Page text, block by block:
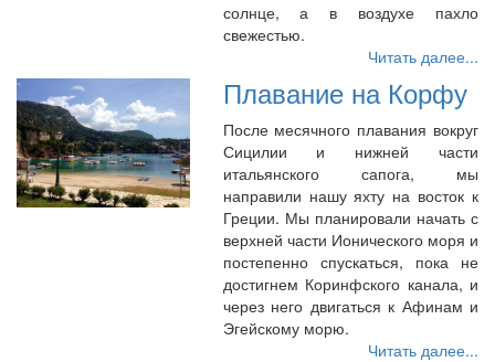
солнце, а в воздухе пахло
свежестью.
Читать далее...
Плавание на Корфу
После месячного плавания вокруг
Сицилии и нижней части
итальянского сапога, мы
направили нашу яхту на восток к
Греции. Мы планировали начать с
верхней части Ионического моря и
постепенно спускаться, пока не
достигнем Коринфского канала, и
через него двигаться к Афинам и
Эгейскому морю.
Читать далее...